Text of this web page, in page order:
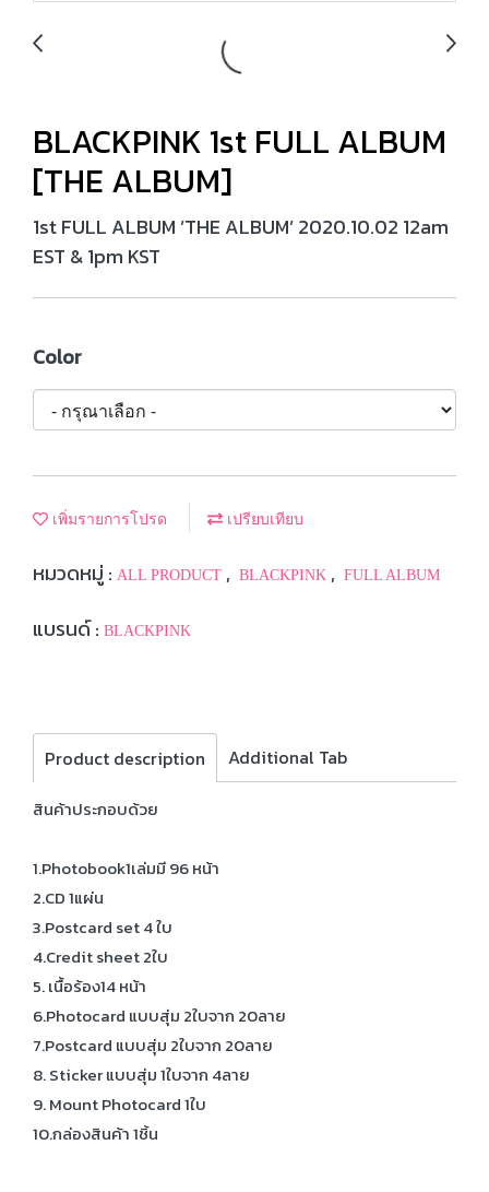
BLACKPINK 1st FULL ALBUM
[THE ALBUM]
1st FULL ALBUM ’THE ALBUM’ 2020.10.02 12am
EST & 1pm KST
Color
เพิ่มรายการโปรด เปรียบเทียบ
หมวดหมู่ : ALL PRODUCT , BLACKPINK , FULL ALBUM
แบรนด์ : BLACKPINK
Product description Additional Tab
สินค้าประกอบด้วย
1.Photobook​1เล่มมี 96 หน้า
2.CD 1แผ่น
3.Postcard set 4 ใบ
4.Credit sheet 2ใบ
5. เนื้อร้อง14 หน้า
6.Photocard แบบสุ่ม 2ใบจาก 20ลาย
7.Postcard แบบสุ่ม 2ใบจาก 20ลาย
8. Sticker แบบสุ่ม 1ใบจาก 4ลาย
9. Mount Photocard 1ใบ
10.กล่องสินค้า 1ชิ้น